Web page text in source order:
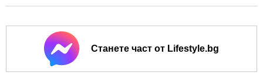
Станете част от Lifestyle.bg